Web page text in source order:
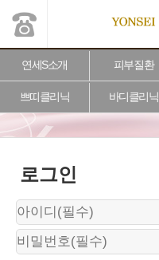
연세S소개 피부질환
쁘띠클리닉 바디클리닉
로그인